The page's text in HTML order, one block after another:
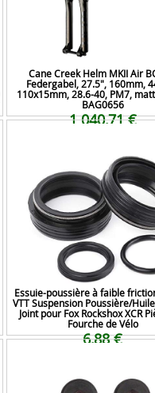
Cane Creek Helm MKII Air
Federgabel, 27.5", 160mm,
110x15mm, 28.6-40, PM7,
BAG0656
1 040,71 €
Essuie-poussière à faible
VTT Suspension Poussière/
Joint pour Fox Rockshox XCR
Fourche de Vélo
6,88 €